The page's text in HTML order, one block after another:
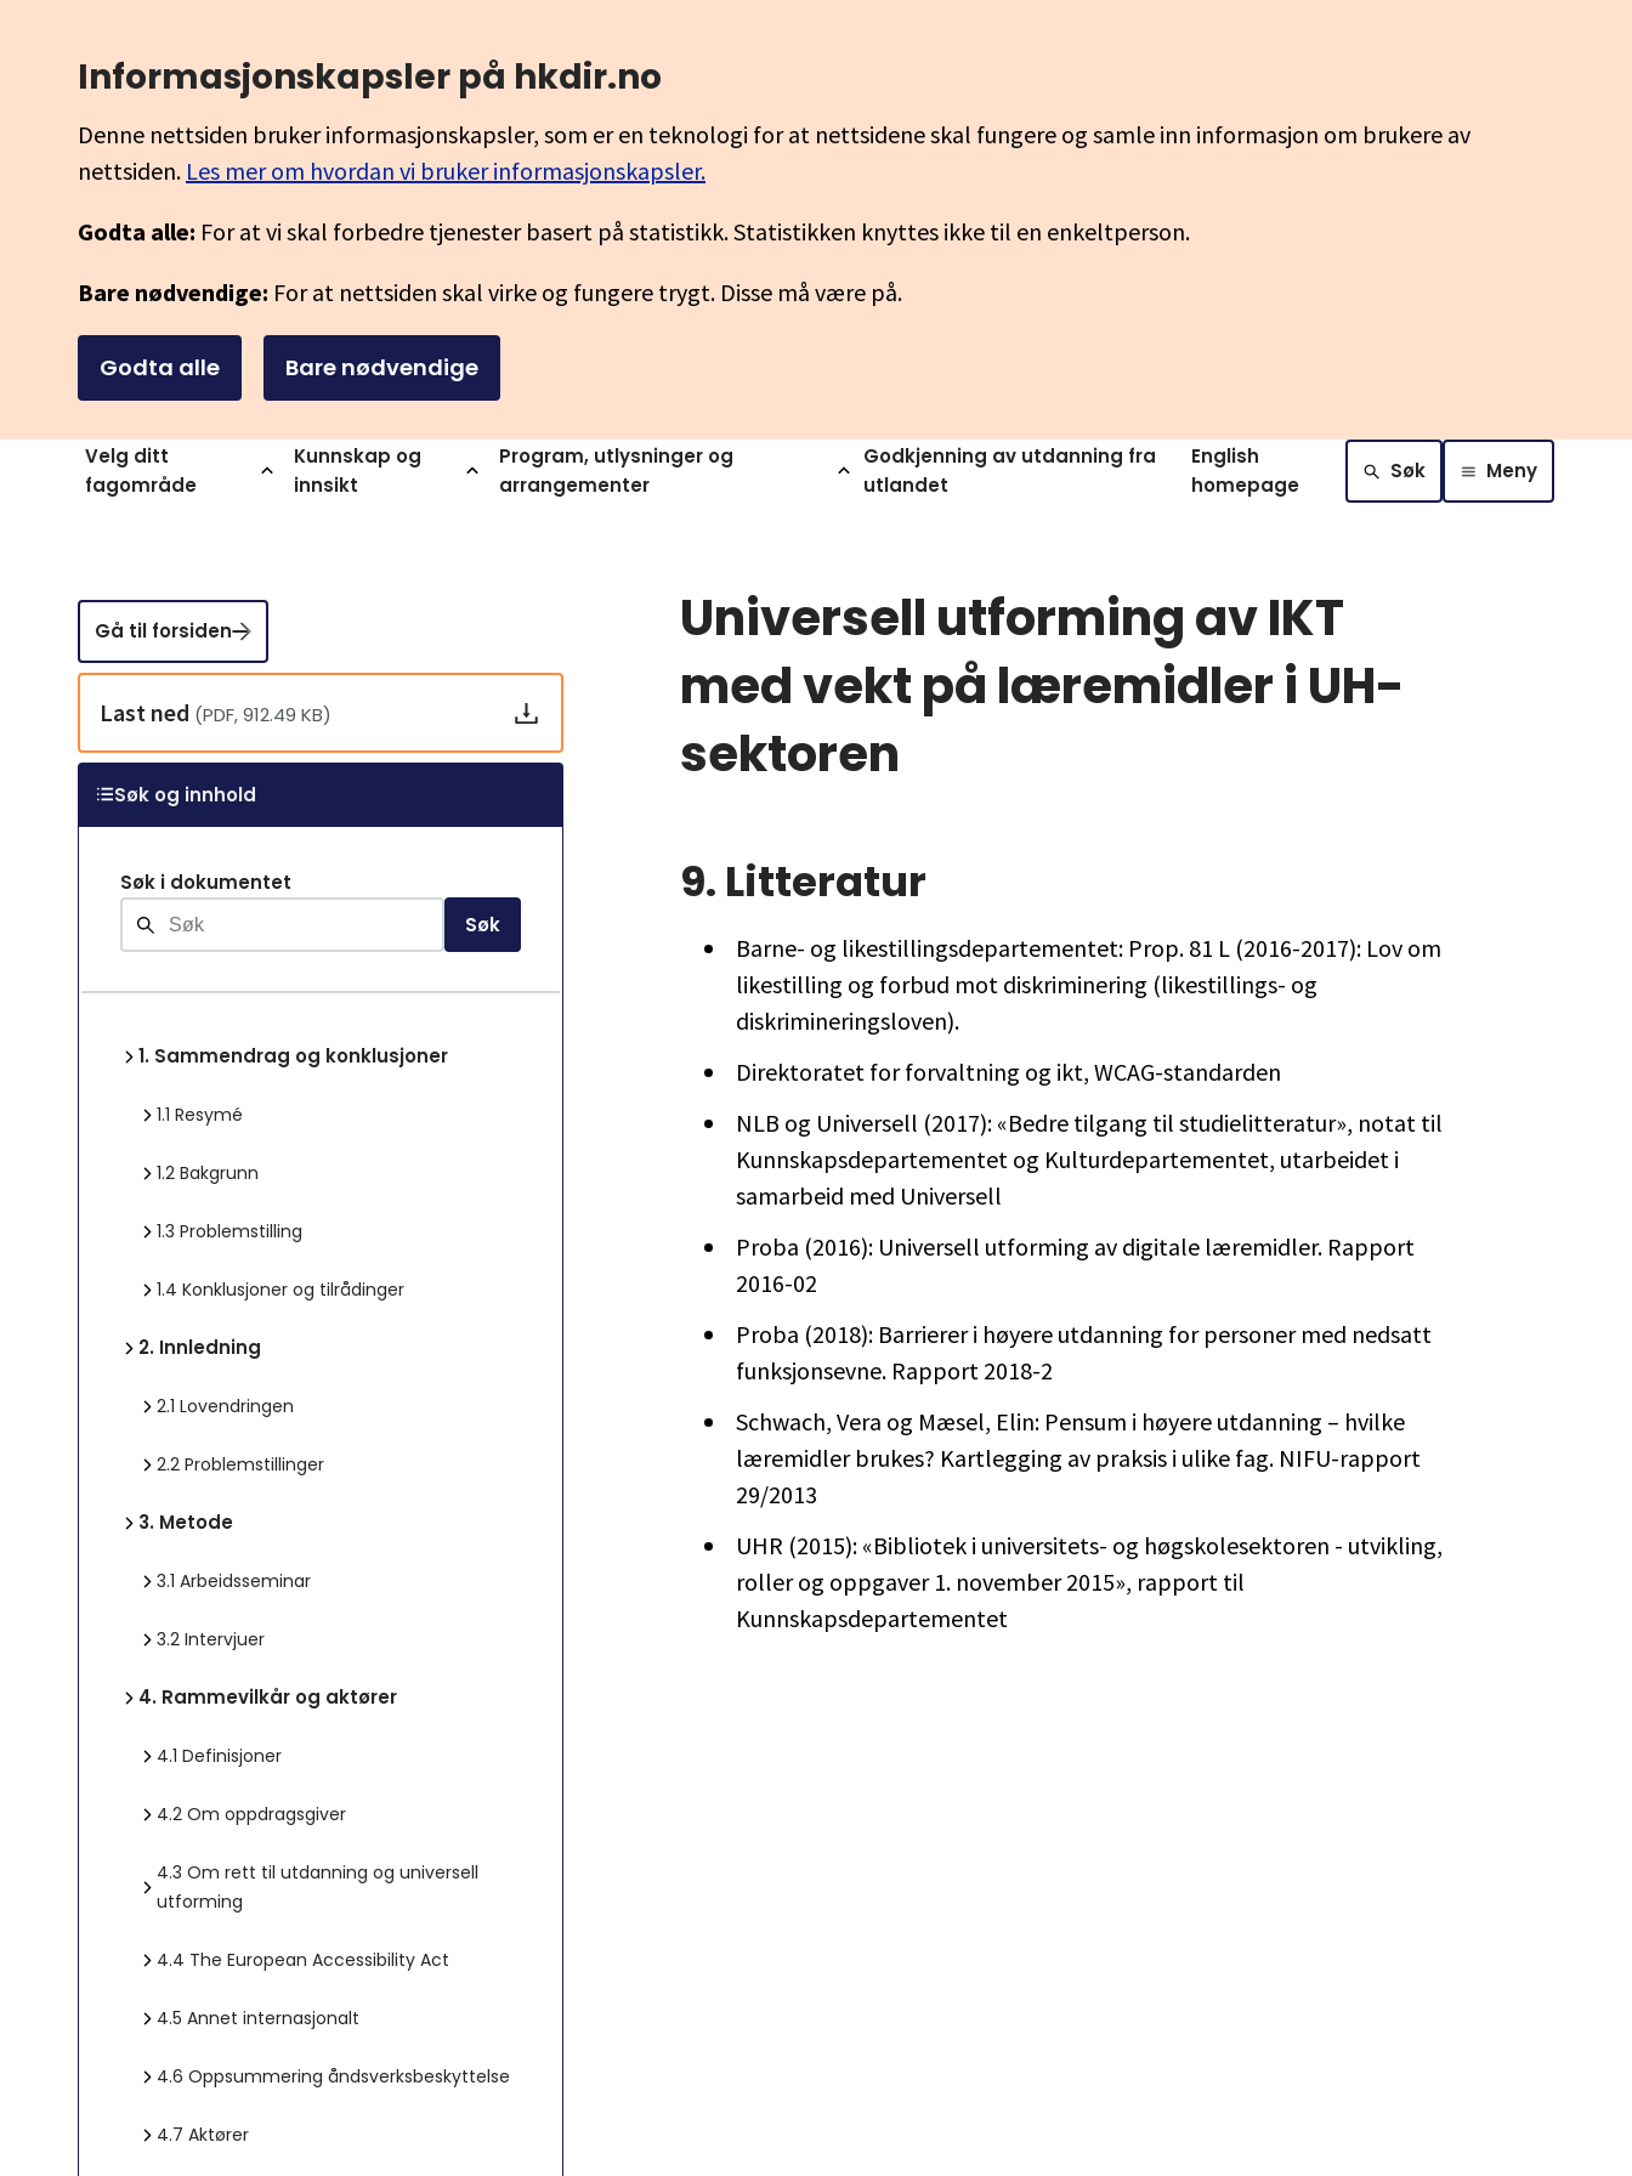
Informasjonskapsler på hkdir.no
Denne nettsiden bruker informasjonskapsler, som er en teknologi for at nettsidene skal fungere og samle inn informasjon om brukere av
nettsiden. Les mer om hvordan vi bruker informasjonskapsler.
Godta alle: For at vi skal forbedre tjenester basert på statistikk. Statistikken knyttes ikke til en enkeltperson.
Bare nødvendige: For at nettsiden skal virke og fungere trygt. Disse må være på.
Godta alle Bare nødvendige
Velg ditt
fagområde
Kunnskap og
innsikt
Program, utlysninger og
arrangementer
Godkjenning av utdanning fra
utlandet
English
homepage
Søk Meny
Gå til forsiden
Last ned (PDF, 912.49 KB)
Søk og innhold
Søk i dokumentet
Søk
1. Sammendrag og konklusjoner
1.1 Resymé
1.2 Bakgrunn
1.3 Problemstilling
1.4 Konklusjoner og tilrådinger
2. Innledning
2.1 Lovendringen
2.2 Problemstillinger
3. Metode
3.1 Arbeidsseminar
3.2 Intervjuer
4. Rammevilkår og aktører
4.1 Definisjoner
4.2 Om oppdragsgiver
4.3 Om rett til utdanning og universell
utforming
4.4 The European Accessibility Act
4.5 Annet internasjonalt
4.6 Oppsummering åndsverksbeskyttelse
4.7 Aktører
Universell utforming av IKT
med vekt på læremidler i UH-
sektoren
9. Litteratur
Barne- og likestillingsdepartementet: Prop. 81 L (2016-2017): Lov om
likestilling og forbud mot diskriminering (likestillings- og
diskrimineringsloven).
Direktoratet for forvaltning og ikt, WCAG-standarden
NLB og Universell (2017): «Bedre tilgang til studielitteratur», notat til
Kunnskapsdepartementet og Kulturdepartementet, utarbeidet i
samarbeid med Universell
Proba (2016): Universell utforming av digitale læremidler. Rapport
2016-02
Proba (2018): Barrierer i høyere utdanning for personer med nedsatt
funksjonsevne. Rapport 2018-2
Schwach, Vera og Mæsel, Elin: Pensum i høyere utdanning – hvilke
læremidler brukes? Kartlegging av praksis i ulike fag. NIFU-rapport
29/2013
UHR (2015): «Bibliotek i universitets- og høgskolesektoren - utvikling,
roller og oppgaver 1. november 2015», rapport til
Kunnskapsdepartementet